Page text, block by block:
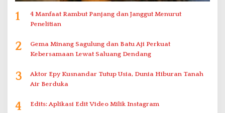
1
4 Manfaat Rambut Panjang dan Janggut Menurut
Penelitian
2
Gema Minang Sagulung dan Batu Aji Perkuat
Kebersamaan Lewat Saluang Dendang
3
Aktor Epy Kusnandar Tutup Usia, Dunia Hiburan Tanah
Air Berduka
4 Edits: Aplikasi Edit Video Milik Instagram